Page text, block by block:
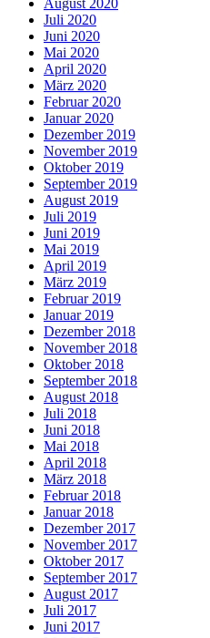
August 2020
Juli 2020
Juni 2020
Mai 2020
April 2020
März 2020
Februar 2020
Januar 2020
Dezember 2019
November 2019
Oktober 2019
September 2019
August 2019
Juli 2019
Juni 2019
Mai 2019
April 2019
März 2019
Februar 2019
Januar 2019
Dezember 2018
November 2018
Oktober 2018
September 2018
August 2018
Juli 2018
Juni 2018
Mai 2018
April 2018
März 2018
Februar 2018
Januar 2018
Dezember 2017
November 2017
Oktober 2017
September 2017
August 2017
Juli 2017
Juni 2017